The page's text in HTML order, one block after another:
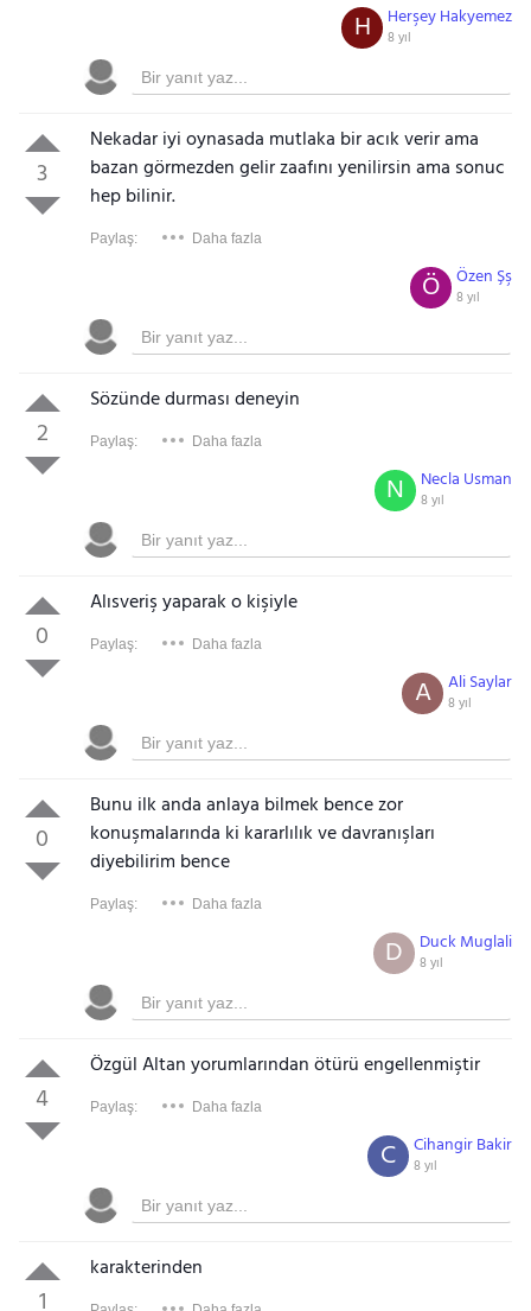
Herşey Hakyemez
8 yıl
H
3
Nekadar iyi oynasada mutlaka bir acık verir ama
bazan görmezden gelir zaafını yenilirsin ama sonuc
hep bilinir.
Paylaş: Daha fazla
Özen Şş
8 yıl
Ö
2
Sözünde durması deneyin
Paylaş: Daha fazla
Necla Usman
8 yıl
N
0
Alısveriş yaparak o kişiyle
Paylaş: Daha fazla
Ali Saylar
8 yıl
A
0
Bunu ilk anda anlaya bilmek bence zor
konuşmalarında ki kararlılık ve davranışları
diyebilirim bence
Paylaş: Daha fazla
Duck Muglali
8 yıl
D
4
Özgül Altan yorumlarından ötürü engellenmiştir
Paylaş: Daha fazla
Cihangir Bakir
8 yıl
C
1
karakterinden